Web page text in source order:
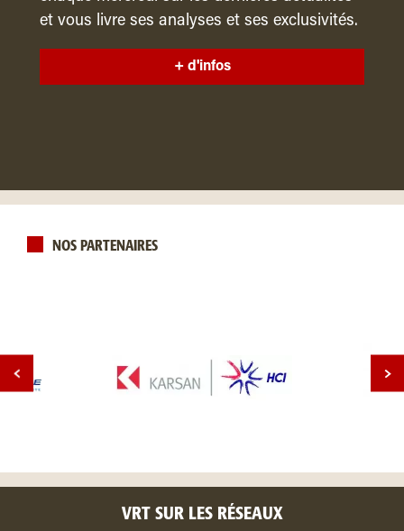
et vous livre ses analyses et ses exclusivités.
+ d'infos
NOS PARTENAIRES
VRT SUR LES RÉSEAUX